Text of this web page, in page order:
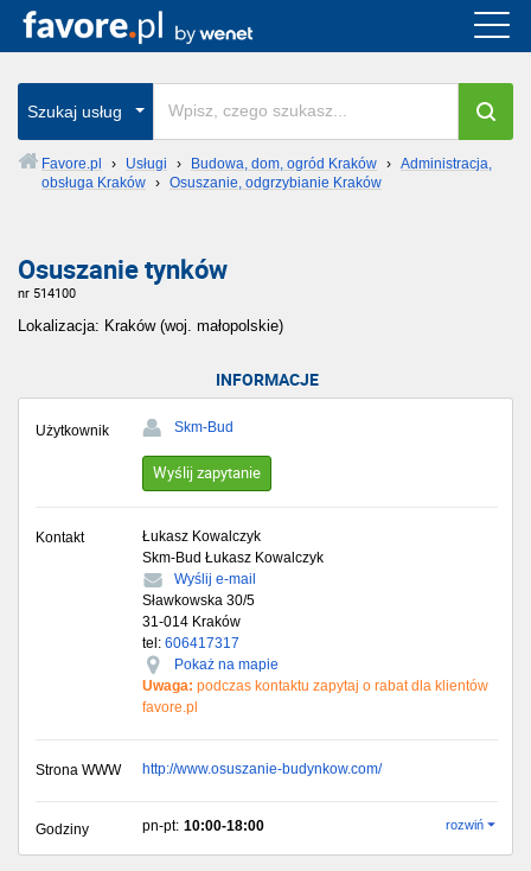
Szukaj usług
Favore.pl › Usługi › Budowa, dom, ogród Kraków › Administracja,
obsługa Kraków › Osuszanie, odgrzybianie Kraków
Osuszanie tynków
nr 514100
Lokalizacja: Kraków (woj. małopolskie)
INFORMACJE
Użytkownik Skm-Bud
Wyślij zapytanie
Kontakt
Łukasz Kowalczyk
Skm-Bud Łukasz Kowalczyk
Wyślij e-mail
Sławkowska 30/5
31-014 Kraków
tel: 606417317
Pokaż na mapie
Uwaga: podczas kontaktu zapytaj o rabat dla klientów
favore.pl
Strona WWW http://www.osuszanie-budynkow.com/
Godziny pn-pt: 10:00-18:00 rozwiń